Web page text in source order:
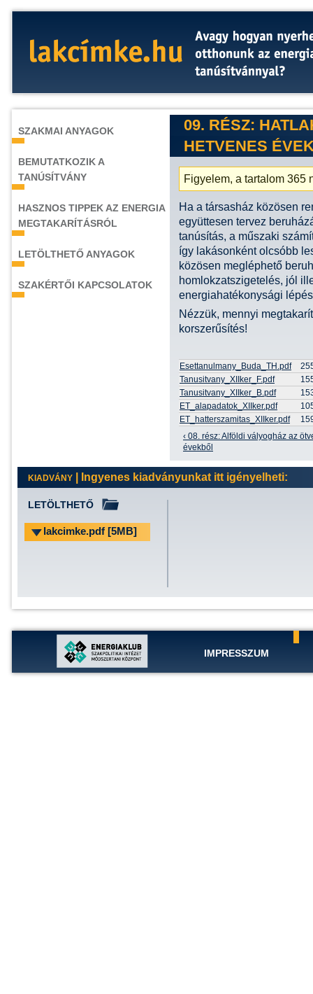
SZAKMAI ANYAGOK
BEMUTATKOZIK A
TANÚSÍTVÁNY
HASZNOS TIPPEK AZ ENERGIA
MEGTAKARÍTÁSRÓL
LETÖLTHETŐ ANYAGOK
SZAKÉRTŐI KAPCSOLATOK
09. RÉSZ:
HETVENES
Figyelem, a tartalom 365
Ha a társasház közösen
együttesen tervez
tanúsítás, a műszaki
így lakásonként olcsóbb
közösen megléphető
homlokzatszigetelés, jól
energiahatékonysági
Nézzük, mennyi
korszerűsítés!
Esettanulmany_Buda_TH.pdf
Tanusitvany_XIIker_F.pdf
Tanusitvany_XIIker_B.pdf
ET_alapadatok_XIIker.pdf
ET_hatterszamitas_XIIker.pdf
‹ 08. rész: Alföldi vályogház az
évekből
KIADVÁNY | Ingyenes kiadványunkat itt igényelheti:
LETÖLTHETŐ
lakcimke.pdf [5MB]
IMPRESSZUM